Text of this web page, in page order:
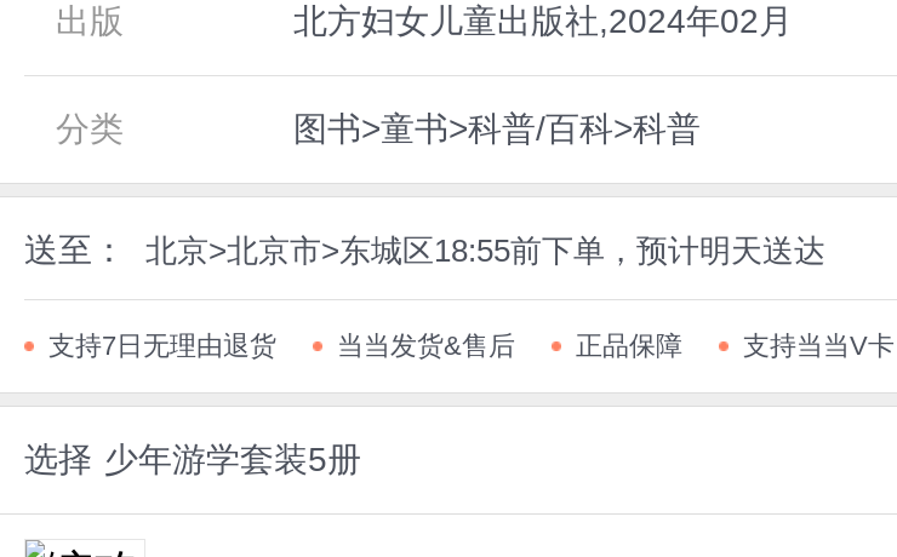
出版 北方妇女儿童出版社,2024年02月
分类 图书>童书>科普/百科>科普
送至： 北京>北京市>东城区18:55前下单，预计明天送达
支持7日无理由退货 当当发货&售后 正品保障 支持当当V卡
选择 少年游学套装5册